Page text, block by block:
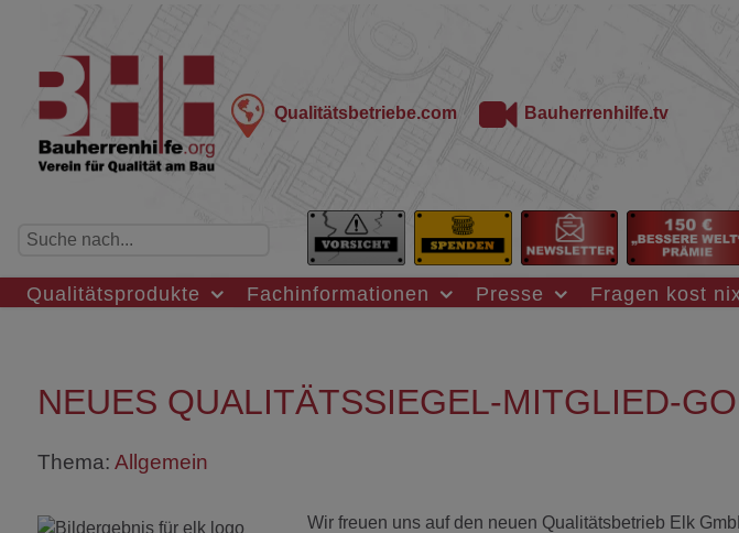
Qualitätsbetriebe.com Bauherrenhilfe.tv
Qualitätsprodukte Fachinformationen Presse Fragen kost
NEUES QUALITÄTSSIEGEL-MITGLIED-
Thema: Allgemein
Wir freuen uns auf den neuen Qualitätsbetrieb Elk